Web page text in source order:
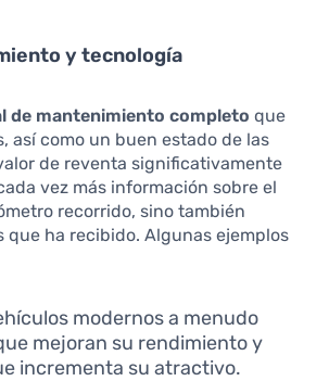
y tecnología
de mantenimiento completo que
así como un buen estado de las
de reventa significativamente
vez más información sobre el
recorrido, sino también
ha recibido. Algunas ejemplos
modernos a menudo
mejoran su rendimiento y
incrementa su atractivo.